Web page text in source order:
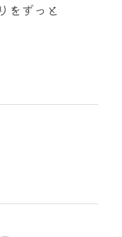
をずっと